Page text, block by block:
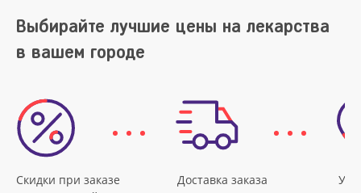
Выбирайте лучшие цены на лекарства
в вашем городе
Скидки при заказе
Доставка заказа